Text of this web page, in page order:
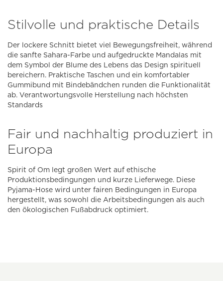
Stilvolle und praktische Details
Der lockere Schnitt bietet viel Bewegungsfreiheit, während
die sanfte Sahara-Farbe und aufgedruckte Mandalas mit
dem Symbol der Blume des Lebens das Design spirituell
bereichern. Praktische Taschen und ein komfortabler
Gummibund mit Bindebändchen runden die Funktionalität
ab. Verantwortungsvolle Herstellung nach höchsten
Standards
Fair und nachhaltig produziert in
Europa
Spirit of Om legt großen Wert auf ethische
Produktionsbedingungen und kurze Lieferwege. Diese
Pyjama-Hose wird unter fairen Bedingungen in Europa
hergestellt, was sowohl die Arbeitsbedingungen als auch
den ökologischen Fußabdruck optimiert.